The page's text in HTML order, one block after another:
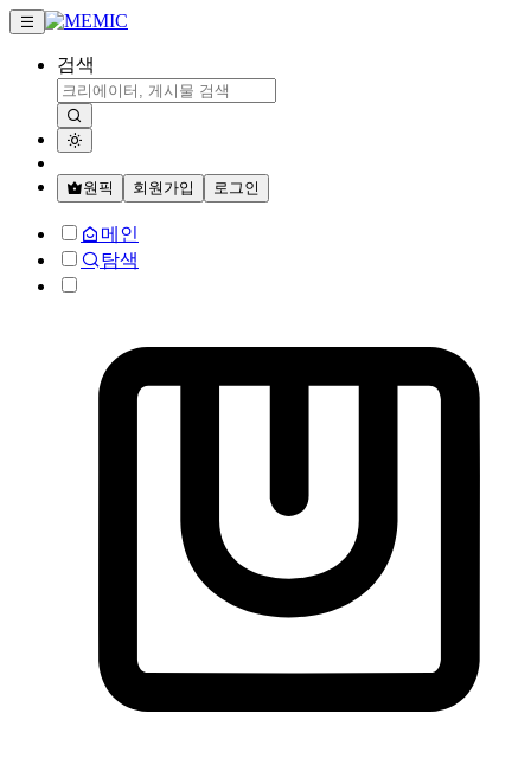
검색
원픽 회원가입 로그인
메인
탐색